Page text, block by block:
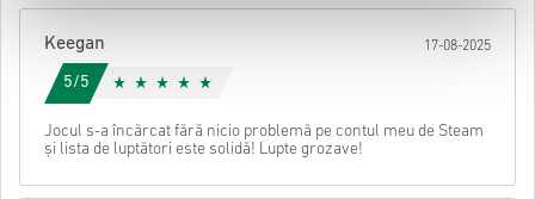
accesa codul tău.
Keegan 17-08-2025
5/5
Jocul s-a încărcat fără nicio problemă pe contul meu de Steam
și lista de luptători este solidă! Lupte grozave!